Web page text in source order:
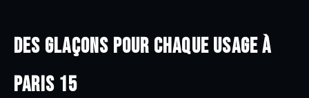
Des glaçons pour chaque usage à
Paris 15